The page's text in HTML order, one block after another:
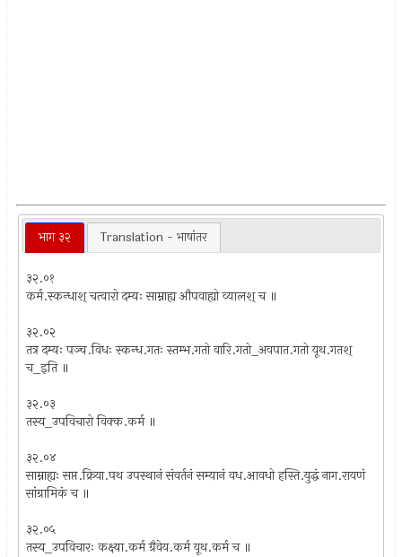
भाग ३२ Translation - भाषांतर
३२.०१
कर्म.स्कन्धाश् चत्वारो दम्यः साम्नाह्य औपवाह्यो व्यालश् च ॥
३२.०२
तत्र दम्यः पञ्च.विधः स्कन्ध.गतः स्तम्भ.गतो वारि.गतो_अवपात.गतो यूथ.गतश्
च_इति ॥
३२.०३
तस्य_उपविचारो विक्क.कर्म ॥
३२.०४
साम्नाह्यः सप्त.क्रिया.पथ उपस्थानं संवर्तनं सम्यानं वध.आवधो हस्ति.युद्धं नाग.रायणं
सांग्रामिकं च ॥
३२.०५
तस्य_उपविचारः कक्ष्या.कर्म ग्रैवेय.कर्म यूथ.कर्म च ॥